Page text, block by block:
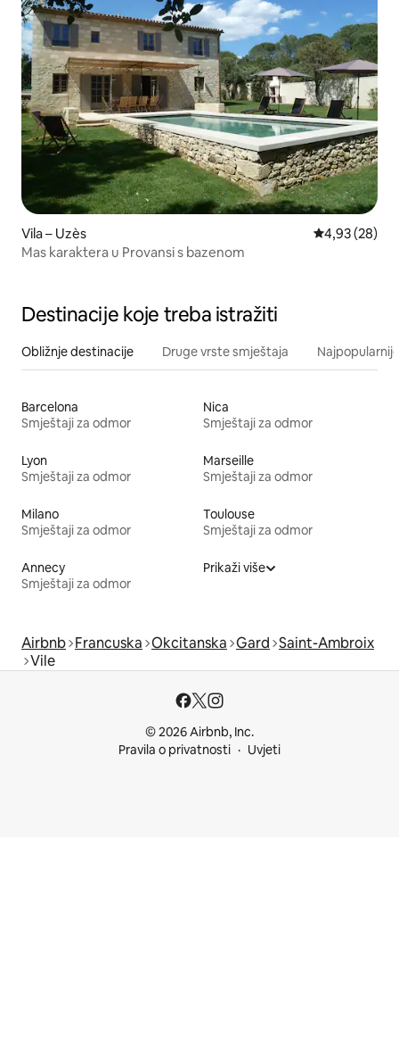
Vila – Uzès Prosječna
4,93 (28)
Mas karaktera u Provansi s bazenom
Destinacije koje treba istražiti
Obližnje destinacije Druge vrste smještaja
Barcelona
Smještaji za odmor
Nica
Smještaji za odmor
Lyon
Smještaji za odmor
Marseille
Smještaji za odmor
Milano
Smještaji za odmor
Toulouse
Smještaji za odmor
Annecy
Smještaji za odmor
Prikaži više
Airbnb Francuska Okcitanska Gard Saint-Ambroix
Vile
© 2026 Airbnb, Inc.
Pravila o privatnosti
Uvjeti